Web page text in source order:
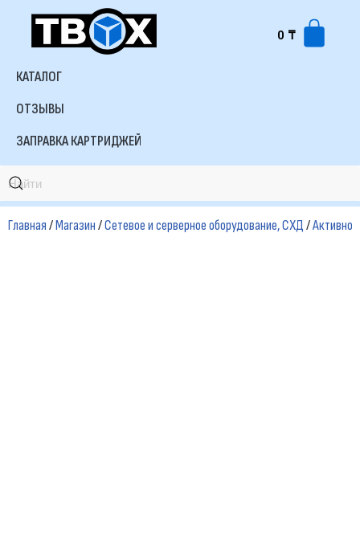
Перейти
содержимому
0 ₸
КАТАЛОГ
ОТЗЫВЫ
ЗАПРАВКА КАРТРИДЖЕЙ
Главная/Магазин/Сетевое и серверное оборудование, СХД/